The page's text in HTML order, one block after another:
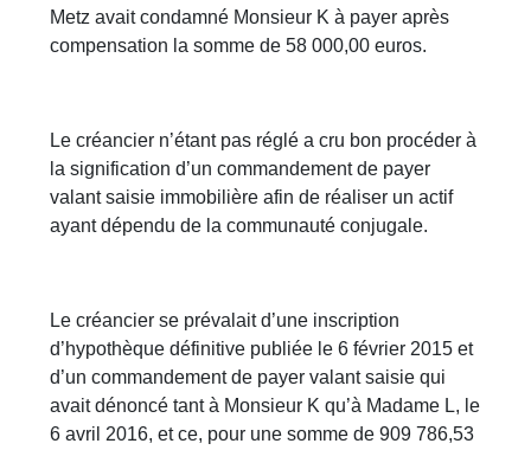
Metz avait condamné Monsieur K à payer après
compensation la somme de 58 000,00 euros.
Le créancier n’étant pas réglé a cru bon procéder à
la signification d’un commandement de payer
valant saisie immobilière afin de réaliser un actif
ayant dépendu de la communauté conjugale.
Le créancier se prévalait d’une inscription
d’hypothèque définitive publiée le 6 février 2015 et
d’un commandement de payer valant saisie qui
avait dénoncé tant à Monsieur K qu’à Madame L, le
6 avril 2016, et ce, pour une somme de 909 786,53